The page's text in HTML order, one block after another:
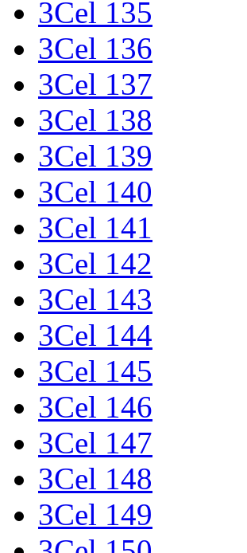
3Cel 135
3Cel 136
3Cel 137
3Cel 138
3Cel 139
3Cel 140
3Cel 141
3Cel 142
3Cel 143
3Cel 144
3Cel 145
3Cel 146
3Cel 147
3Cel 148
3Cel 149